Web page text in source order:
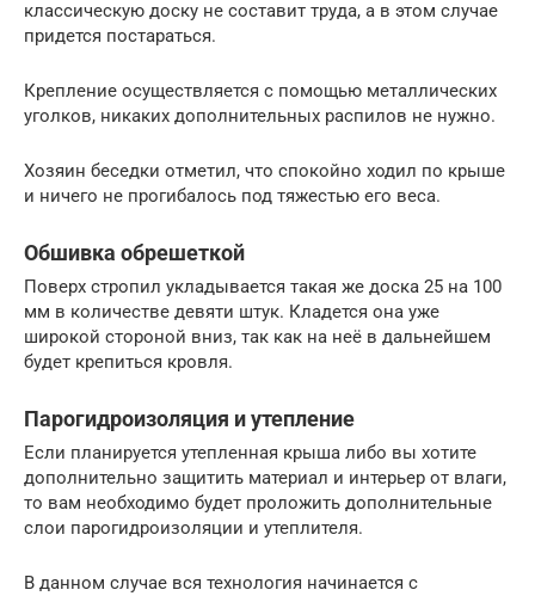
классическую доску не составит труда, а в этом случае
придется постараться.
Крепление осуществляется с помощью металлических
уголков, никаких дополнительных распилов не нужно.
Хозяин беседки отметил, что спокойно ходил по крыше
и ничего не прогибалось под тяжестью его веса.
Обшивка обрешеткой
Поверх стропил укладывается такая же доска 25 на 100
мм в количестве девяти штук. Кладется она уже
широкой стороной вниз, так как на неё в дальнейшем
будет крепиться кровля.
Парогидроизоляция и утепление
Если планируется утепленная крыша либо вы хотите
дополнительно защитить материал и интерьер от влаги,
то вам необходимо будет проложить дополнительные
слои парогидроизоляции и утеплителя.
В данном случае вся технология начинается с